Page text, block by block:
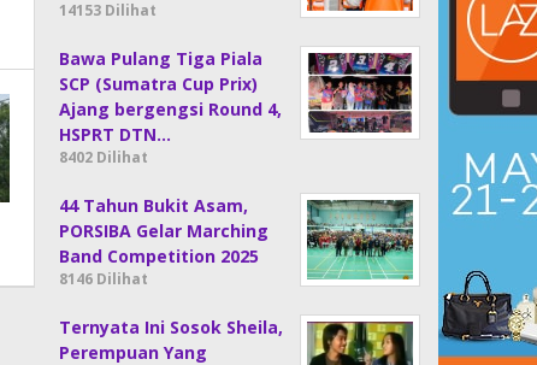
14153 Dilihat
Bawa Pulang Tiga Piala
SCP (Sumatra Cup Prix)
Ajang bergengsi Round 4,
HSPRT DTN…
8402 Dilihat
44 Tahun Bukit Asam,
PORSIBA Gelar Marching
Band Competition 2025
8146 Dilihat
Ternyata Ini Sosok Sheila,
Perempuan Yang